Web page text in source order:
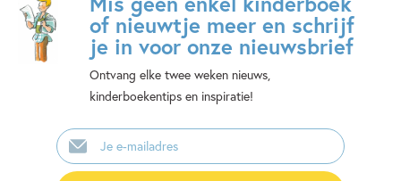
of nieuwtje meer en schrijf
je in voor onze nieuwsbrief
Ontvang elke twee weken nieuws,
kinderboekentips en inspiratie!
E-
mailadres